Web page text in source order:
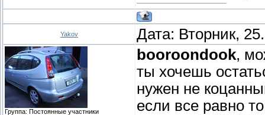
Yakov Дата: Вторник,
Группа: Постоянные участники
booroondook,
ты хочешь
нужен не
если все равно